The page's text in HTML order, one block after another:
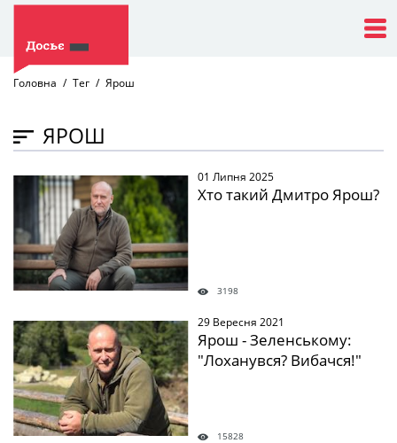
Головна Тег Ярош
ЯРОШ
01 Липня 2025
Хто такий Дмитро Ярош?
3198
" /> 29 Вересня 2021
Ярош - Зеленському:
"Лоханувся? Вибачся!"
15828